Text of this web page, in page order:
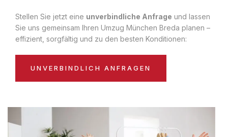
Stellen Sie jetzt eine unverbindliche Anfrage und lassen
Sie uns gemeinsam Ihren Umzug München Breda planen –
effizient, sorgfältig und zu den besten Konditionen:
UNVERBINDLICH ANFRAGEN